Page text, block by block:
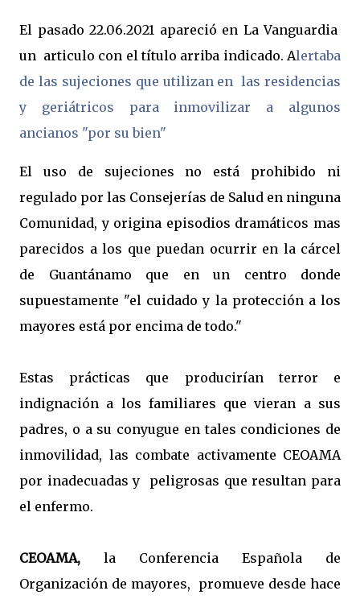
El pasado 22.06.2021 apareció en La Vanguardia
un articulo con el título arriba indicado. Alertaba
de las sujeciones que utilizan en las residencias
y geriátricos para inmovilizar a algunos
ancianos "por su bien"
El uso de sujeciones no está prohibido ni
regulado por las Consejerías de Salud en ninguna
Comunidad, y origina episodios dramáticos mas
parecidos a los que puedan ocurrir en la cárcel
de Guantánamo que en un centro donde
supuestamente "el cuidado y la protección a los
mayores está por encima de todo."
Estas prácticas que producirían terror e
indignación a los familiares que vieran a sus
padres, o a su conyugue en tales condiciones de
inmovilidad, las combate activamente CEOAMA
por inadecuadas y peligrosas que resultan para
el enfermo.
CEOAMA, la Conferencia Española de
Organización de mayores, promueve desde hace